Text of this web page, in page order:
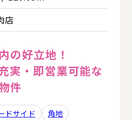
店
の好立地！
実・即営業可能な
件
ドサイド 角地